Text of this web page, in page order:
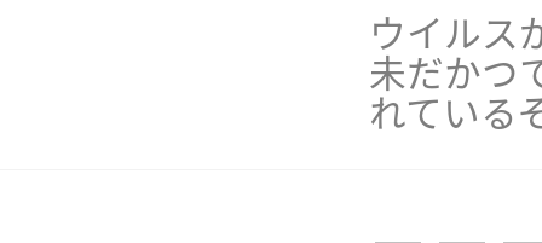
ウイルス
未だかつ
れている